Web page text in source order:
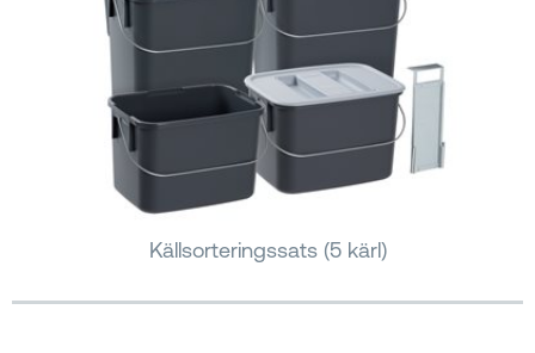
Källsorteringssats (5 kärl)